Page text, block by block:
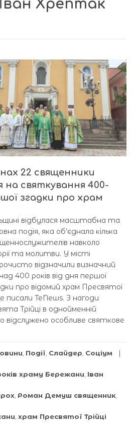
Іван Хрептак
22 священники
на святкування 400-
згадки про храм
відбулася масштабна та
подія, яка об’єднала кілька
навколо
та молитви. У місті
відзначили визначний
400 років від дня першої
про відомий храм Пресвятої
писали TeNews. З нагоди
Трійці в однойменній
відслужено особливе святкове
Події Слайдер Соціум
храму Бережани Іван
Роман Демуш священник
храм Пресвятої Трійці